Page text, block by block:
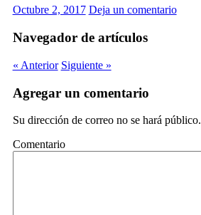
Octubre 2, 2017 Deja un comentario
Navegador de artículos
« Anterior Siguiente »
Agregar un comentario
Su dirección de correo no se hará público.
Comentario